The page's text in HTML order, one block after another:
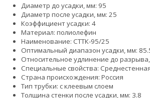
Диаметр до усадки, мм: 95
Диаметр после усадки, мм: 25
Коэффициент усадки: 4
Материал: полиолефин
Наименование: СТТК-95/25
Оптимальный диапазон усадки, мм:
Относительное удлинение до
Специальные свойства:
Страна происхождения: Россия
Тип трубки: с клеевым слоем
Толщина стенки после усадки, мм: 3.8